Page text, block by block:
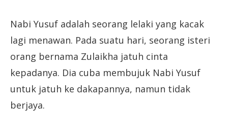
Nabi Yusuf adalah seorang lelaki yang kacak
lagi menawan. Pada suatu hari, seorang isteri
orang bernama Zulaikha jatuh cinta
kepadanya. Dia cuba membujuk Nabi Yusuf
untuk jatuh ke dakapannya, namun tidak
berjaya.